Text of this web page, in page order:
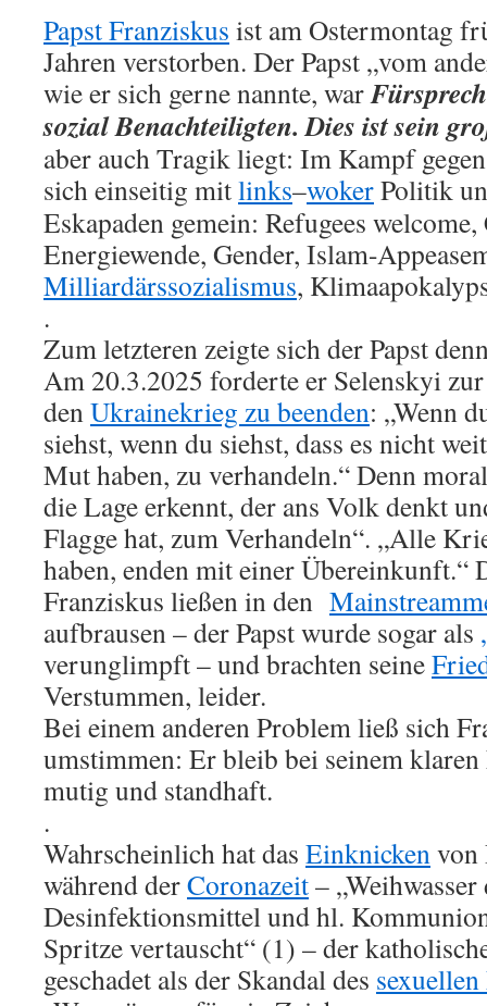
Papst Franziskus ist am Ostermontag
Jahren verstorben. Der Papst „vom
wie er sich gerne nannte, war
sozial Benachteiligten. Dies ist sein
aber auch Tragik liegt: Im Kampf
sich einseitig mitlinks–wokerPolitik
Eskapaden gemein: Refugees
Energiewende, Gender, Islam-
Milliardärssozialismus,
.
Zum letzteren zeigte sich der Papst
Am 20.3.2025 forderte er Selenskyi
denUkrainekrieg zu beenden: „Wenn
siehst, wenn du siehst, dass es nicht
Mut haben, zu verhandeln.“ Denn
die Lage erkennt, der ans Volk denkt
Flagge hat, zum Verhandeln“. „Alle
haben, enden mit einer Übereinkunft.“
Franziskus ließen in den
aufbrausen – der Papst wurde sogar als
verunglimpft – und brachten seine
Verstummen, leider.
Bei einem anderen Problem ließ sich
umstimmen: Er bleib bei seinem
mutig und standhaft.
.
Wahrscheinlich hat das Einknickenvon
während derCoronazeit–
Desinfektionsmittel und hl.
Spritze vertauscht“ (1) – der
geschadet als der Skandal des